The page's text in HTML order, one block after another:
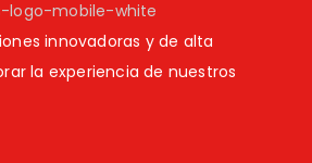
innovadoras y de alta
la experiencia de nuestros